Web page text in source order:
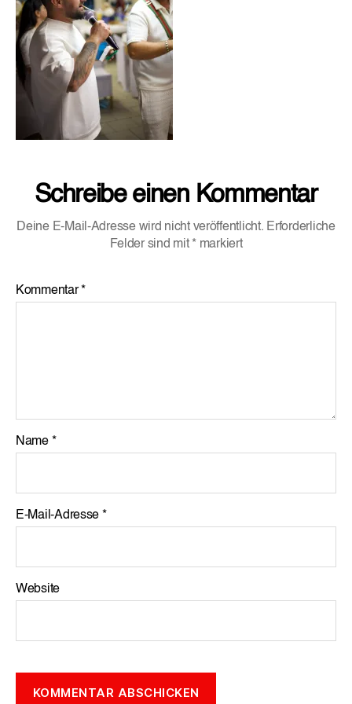
Schreibe einen Kommentar
Deine E-Mail-Adresse wird nicht veröffentlicht. Erforderliche
Felder sind mit * markiert
Kommentar*
Name *
E-Mail-Adresse *
Website